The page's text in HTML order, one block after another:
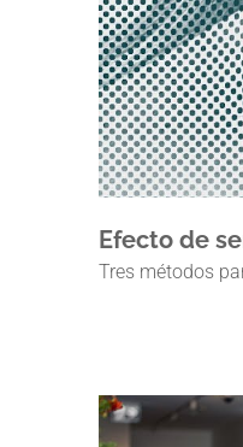
Efecto de
Tres métodos